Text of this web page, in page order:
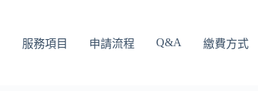
服務項目 申請流程 Q&A 繳費方式